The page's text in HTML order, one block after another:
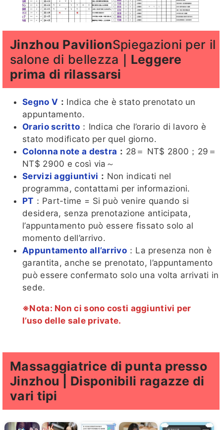
Jinzhou PavilionSpiegazioni per il
salone di bellezza ｜Leggere
prima di rilassarsi
Segno V ： Indica che è stato prenotato un
appuntamento.
Orario scritto ：Indica che l’orario di lavoro è
stato modificato per quel giorno.
Colonna note a destra ： 28＝ NT$ 2800；29＝
NT$ 2900 e così via～
Servizi aggiuntivi ： Non indicati nel
programma, contattami per informazioni.
PT ：Part-time = Si può venire quando si
desidera, senza prenotazione anticipata,
l’appuntamento può essere fissato solo al
momento dell’arrivo.
Appuntamento all’arrivo：La presenza non è
garantita, anche se prenotato, l’appuntamento
può essere confermato solo una volta arrivati in
sede.
※Nota: Non ci sono costi aggiuntivi per
l’uso delle sale private.
Massaggiatrice di punta presso
Jinzhou | Disponibili ragazze di
vari tipi